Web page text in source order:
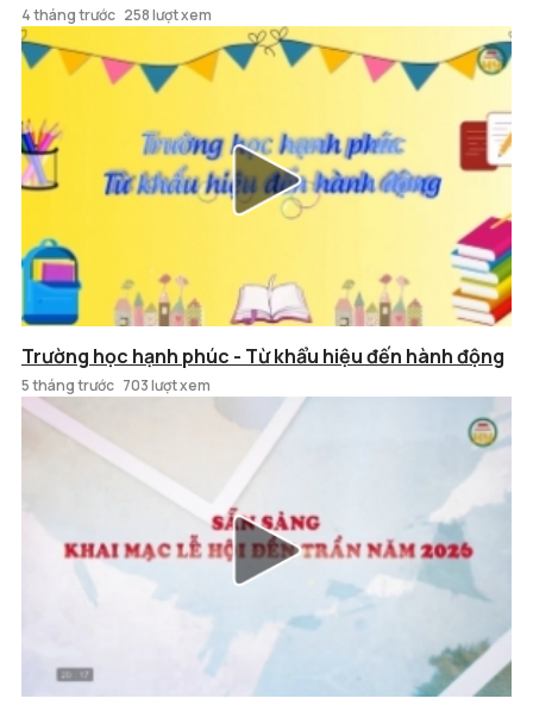
4 tháng trước 258 lượt xem
Trường học hạnh phúc - Từ khẩu hiệu đến hành động
5 tháng trước 703 lượt xem